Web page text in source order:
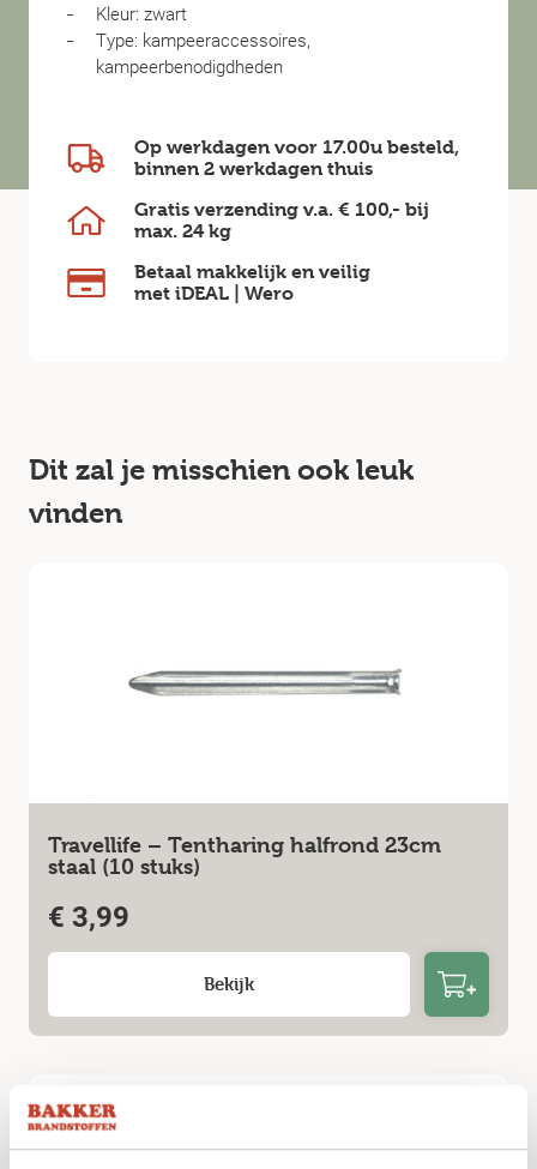
Kleur: zwart
Type: kampeeraccessoires,
kampeerbenodigdheden
Op werkdagen voor 17.00u besteld,
binnen 2 werkdagen thuis
Gratis verzending v.a. € 100,- bij
max. 24 kg
Betaal makkelijk en veilig
met iDEAL | Wero
Dit zal je misschien ook leuk
vinden
Travellife – Tentharing halfrond 23cm
staal (10 stuks)
€ 3,99
Bekijk